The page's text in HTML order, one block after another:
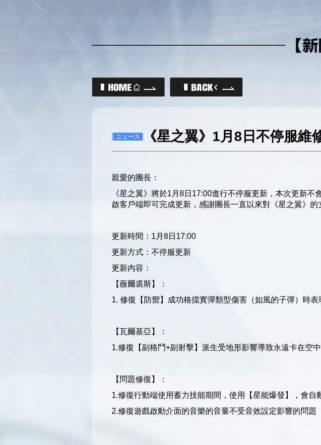
ニュース 《星之翼》1月8日不停服維
親愛的團長：
《星之翼》將於1月8日17:00進行不停服更新，本次更新
啟客戶端即可完成更新，感謝團長一直以來對《星之翼》的
更新時間：1月8日17:00
更新方式：不停服更新
更新內容：
【薇爾裘斯】：
1. 修復【防禦】成功格擋實彈類型傷害（如風的子彈）時表
【瓦爾基亞】：
1.修復【副格鬥+副射擊】派生受地形影響導致永遠卡在空
【問題修復】：
1.修復行動端使用蓄力技能期間，使用【星能爆發】，會自
2.修復遊戲啟動介面的音樂的音量不受音效設定影響的問題